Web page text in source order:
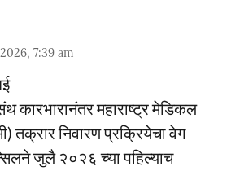
7:39 am
कारभारानंतर महाराष्ट्र मेडिकल
तक्रार निवारण प्रक्रियेचा वेग
जुलै २०२६ च्या पहिल्याच